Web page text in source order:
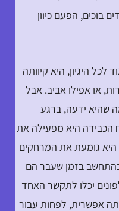
בוכים, הפעם כיוון
לכל היגיון, היא קיוותה
או אפילו אביב. אבל
שהיא ידעה, ברגע
הכבידה היא מפעילה את
היא גומעת את המרחקים
בזמן שעבר הם
יכלו לתקשר האחד
אפשרית, לפחות עבור